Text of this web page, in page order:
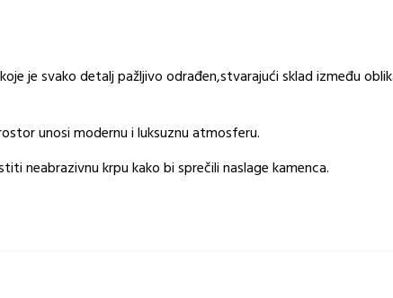
je svako detalj pažljivo odrađen,stvarajući sklad između
unosi modernu i luksuznu atmosferu.
neabrazivnu krpu kako bi sprečili naslage kamenca.